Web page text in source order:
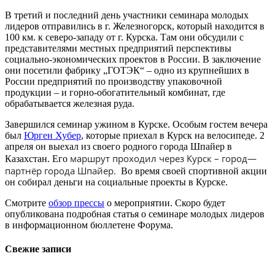
В третий и последний день участники семинара молодых
лидеров отправились в г. Железногорск, который находится в
100 км. к северо-западу от г. Курска. Там они обсудили с
представителями местных предприятий перспективы
социально-экономических проектов в России. В заключение
они посетили фабрику „ГОТЭК“ – одно из крупнейших в
России предприятий по производству упаковочной
продукции – и горно-обогатительный комбинат, где
обрабатывается железная руда.
Завершился семинар ужином в Курске. Особым гостем вечера
был Юрген Хубер, которые приехал в Курск на велосипеде. 2
апреля он выехал из своего родного города Шпайер в
Казахстан. Его маршрут проходил через Курск – город—
партнёр города Шпайер. Во время своей спортивной акции
он собирал деньги на социальные проекты в Курске.
Смотрите обзор прессы о мероприятии. Скоро будет
опубликована подробная статья о семинаре молодых лидеров
в информационном бюллетене Форума.
Свежие записи